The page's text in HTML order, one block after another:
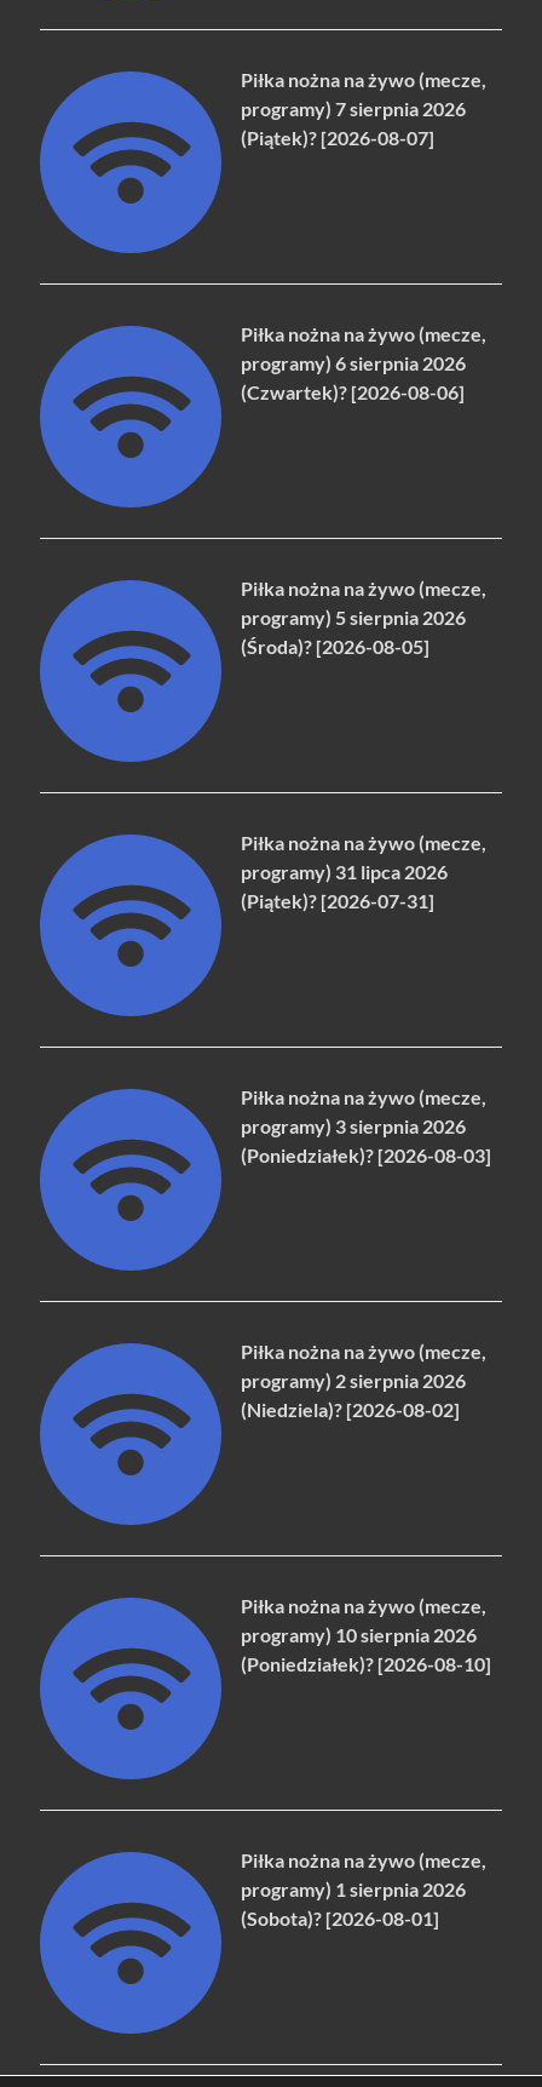
Piłka nożna na żywo (mecze,
programy) 7 sierpnia 2026
(Piątek)? [2026-08-07]
Piłka nożna na żywo (mecze,
programy) 6 sierpnia 2026
(Czwartek)? [2026-08-06]
Piłka nożna na żywo (mecze,
programy) 5 sierpnia 2026
(Środa)? [2026-08-05]
Piłka nożna na żywo (mecze,
programy) 31 lipca 2026
(Piątek)? [2026-07-31]
Piłka nożna na żywo (mecze,
programy) 3 sierpnia 2026
(Poniedziałek)? [2026-08-03]
Piłka nożna na żywo (mecze,
programy) 2 sierpnia 2026
(Niedziela)? [2026-08-02]
Piłka nożna na żywo (mecze,
programy) 10 sierpnia 2026
(Poniedziałek)? [2026-08-10]
Piłka nożna na żywo (mecze,
programy) 1 sierpnia 2026
(Sobota)? [2026-08-01]